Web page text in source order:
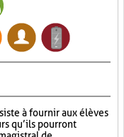
à fournir aux élèves
qu’ils pourront